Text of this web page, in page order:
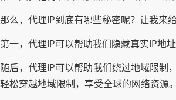
那么，代理IP到底有哪些秘密呢？让我来
第一，代理IP可以帮助我们隐藏真实IP地
随后，代理IP可以帮助我们绕过地域限制
轻松穿越地域限制，享受全球的网络资源。